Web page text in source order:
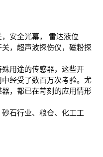
安全光幕， 雷达液位
，超声波探伤仪，磁粉探
用途的传感器，这些开
经受了数百万次考验。尤
，都已在苛刻的应用情形
石行业、粮仓、化工工